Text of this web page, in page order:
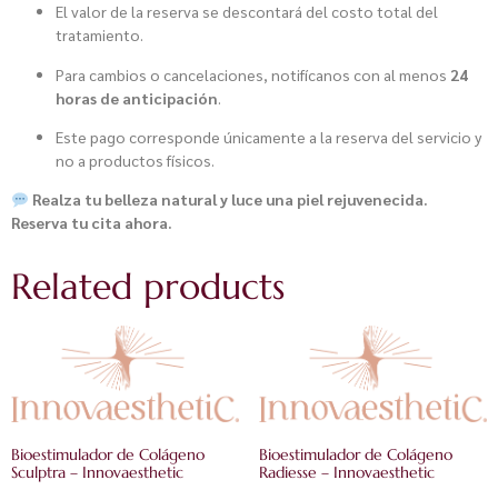
El valor de la reserva se descontará del costo total del
tratamiento.
Para cambios o cancelaciones, notifícanos con al menos 24
horas de anticipación.
Este pago corresponde únicamente a la reserva del servicio y
no a productos físicos.
Realza tu belleza natural y luce una piel rejuvenecida.
Reserva tu cita ahora.
Related products
Bioestimulador de Colágeno
Sculptra – Innovaesthetic
Bioestimulador de Colágeno
Radiesse – Innovaesthetic